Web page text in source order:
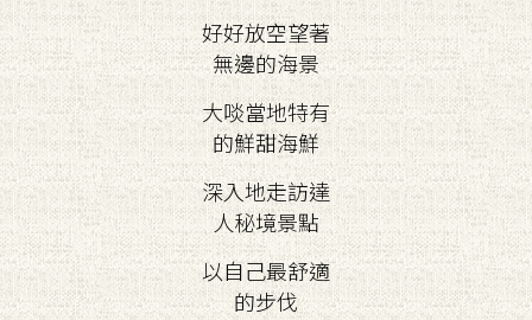
好好放空望著
無邊的海景
大啖當地特有
的鮮甜海鮮
深入地走訪達
人秘境景點
以自己最舒適
的步伐